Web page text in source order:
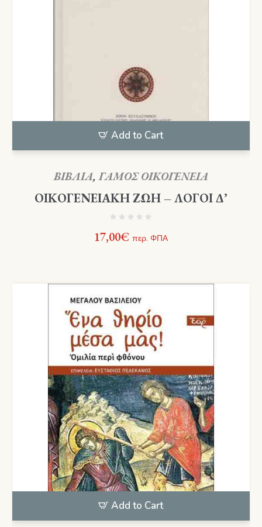
Add to Cart
ΒΙΒΛΙΑ,ΓΑΜΟΣ ΟΙΚΟΓΕΝΕΙΑ
ΟΙΚΟΓΕΝΕΙΑΚΗ ΖΩΗ – ΛΟΓΟΙ Δ’
17,00€ περ. ΦΠΑ
Add to Cart